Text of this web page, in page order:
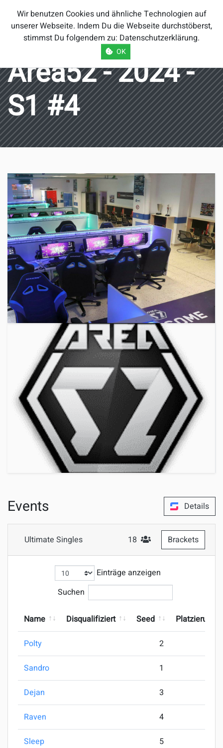
Smash Brothers
Österreich
Area52 - 2024 -
S1 #4
Events Details
Ultimate Singles
18
#Teilnehmer
Brackets
Einträge anzeigen
Suchen
Name Disqualifiziert Seed Platzierung
Polty 2
Sandro 1
Dejan 3
Raven 4
Sleep 5
Wir benutzen Cookies und ähnliche Technologien auf
unserer Webseite. Indem Du die Webseite durchstöberst,
stimmst Du folgendem zu: Datenschutzerklärung.
OK